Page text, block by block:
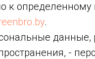
к
.
-